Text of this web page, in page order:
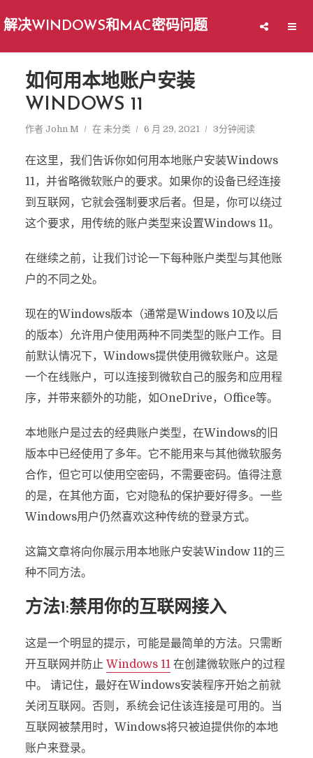
解决WINDOWS和MAC密码问题
如何用本地账户安装
WINDOWS 11
作者 John M 在 未分类 6 月 29, 2021 3分钟阅读
在这里，我们告诉你如何用本地账户安装Windows
11，并省略微软账户的要求。如果你的设备已经连接
到互联网，它就会强制要求后者。但是，你可以绕过
这个要求，用传统的账户类型来设置Windows 11。
在继续之前，让我们讨论一下每种账户类型与其他账
户的不同之处。
现在的Windows版本（通常是Windows 10及以后
的版本）允许用户使用两种不同类型的账户工作。目
前默认情况下，Windows提供使用微软账户。这是
一个在线账户，可以连接到微软自己的服务和应用程
序，并带来额外的功能，如OneDrive，Office等。
本地账户是过去的经典账户类型，在Windows的旧
版本中已经使用了多年。它不能用来与其他微软服务
合作，但它可以使用空密码，不需要密码。值得注意
的是，在其他方面，它对隐私的保护要好得多。一些
Windows用户仍然喜欢这种传统的登录方式。
这篇文章将向你展示用本地账户安装Window 11的三
种不同方法。
方法1:禁用你的互联网接入
这是一个明显的提示，可能是最简单的方法。只需断
开互联网并防止 Windows 11在创建微软账户的过程
中。 请记住，最好在Windows安装程序开始之前就
关闭互联网。否则，系统会记住该连接是可用的。当
互联网被禁用时，Windows将只被迫提供你的本地
账户来登录。